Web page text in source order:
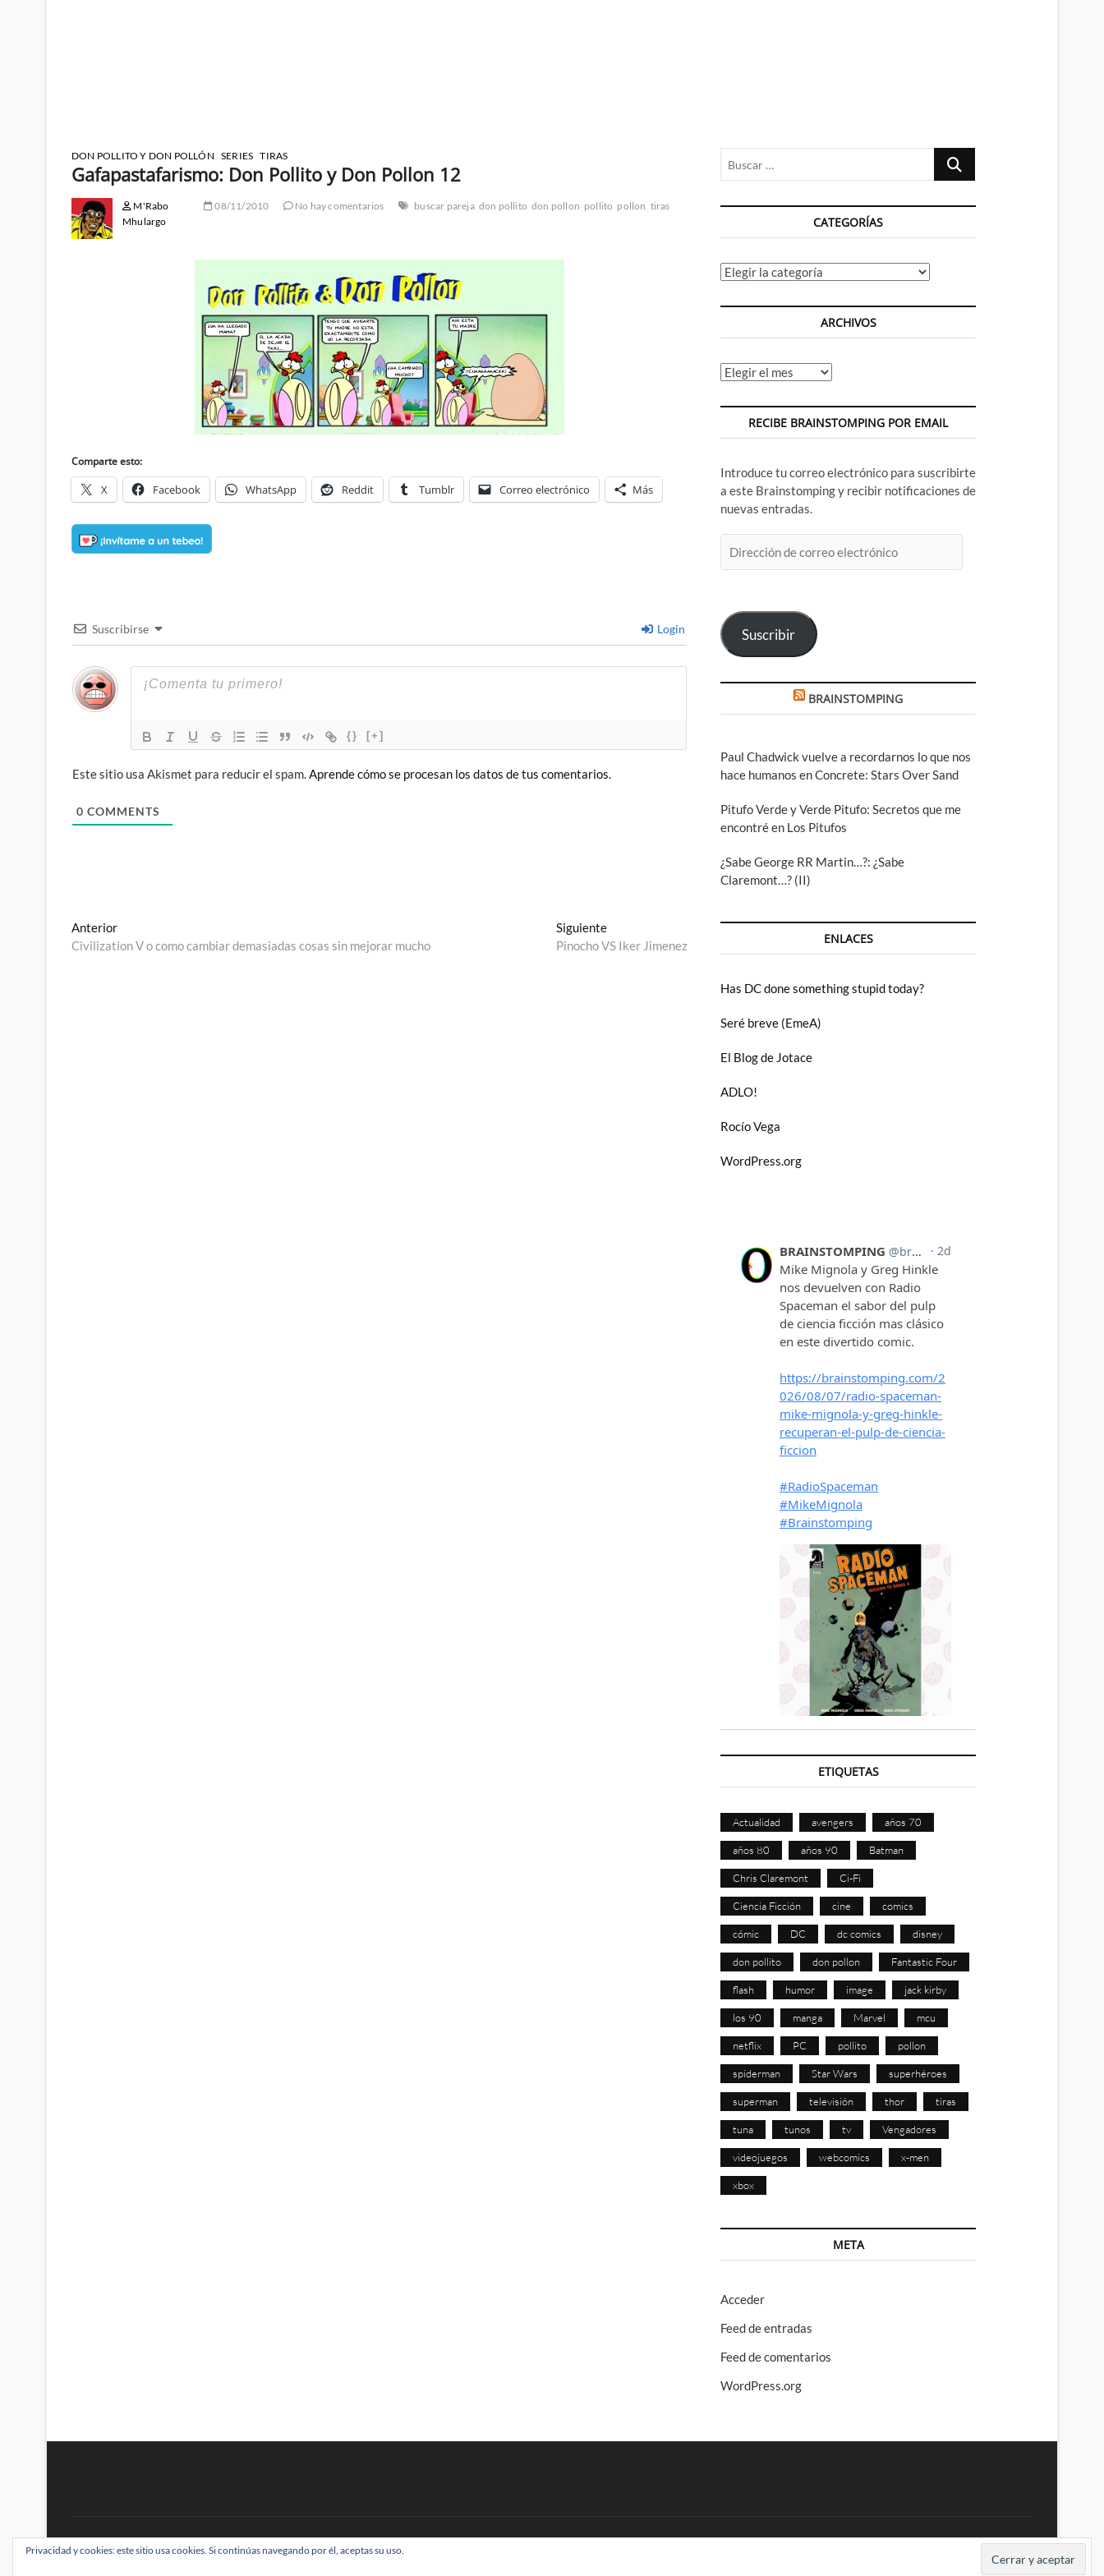
DON POLLITO Y DON POLLÓN SERIES TIRAS
Gafapastafarismo: Don Pollito y Don Pollon 12
M'Rabo
Mhulargo
08/11/2010 No hay comentarios buscar pareja don pollito don pollon pollito pollon tiras
Comparte esto:
X Facebook WhatsApp Reddit Tumblr Correo electrónico Más
Suscribirse Login
{} [+]
Este sitio usa Akismet para reducir el spam.Aprende cómo se procesan los datos de tus comentarios.
0 COMMENTS
Navegación
de
AnteriorEntrada
anterior:
Civilization V o como cambiar demasiadas cosas sin mejorar mucho
SiguienteEntrada
siguiente:
Pinocho VS Iker Jimenez
Buscar
CATEGORÍAS
Categorías
ARCHIVOS
Archivos
RECIBE BRAINSTOMPING POR EMAIL
Introduce tu correo electrónico para suscribirte
a este Brainstomping y recibir notificaciones de
nuevas entradas.
de
Suscribir
BRAINSTOMPING
Paul Chadwick vuelve a recordarnos lo que nos
hace humanos en Concrete: Stars Over Sand
Pitufo Verde y Verde Pitufo: Secretos que me
encontré en Los Pitufos
¿Sabe George RR Martin…?: ¿Sabe
Claremont…? (II)
ENLACES
Has DC done something stupid today?
Seré breve (EmeA)
El Blog de Jotace
ADLO!
Rocío Vega
WordPress.org
ETIQUETAS
Actualidad avengers años 70
años 80 años 90 Batman
Chris Claremont Ci-Fi
Ciencia Ficción cine comics
cómic DC dc comics disney
don pollito don pollon Fantastic Four
flash humor image jack kirby
los 90 manga Marvel mcu
netflix PC pollito pollon
spiderman Star Wars superhéroes
superman televisión thor tiras
tuna tunos tv Vengadores
videojuegos webcomics x-men
xbox
META
Acceder
Feed de entradas
Feed de comentarios
WordPress.org
BRAINSTOMPING| Diseñado por:Theme Freesia|WordPress| © Todos los derechos reservados
Privacidad y cookies: este sitio usa cookies. Si continúas navegando por él, aceptas su uso.